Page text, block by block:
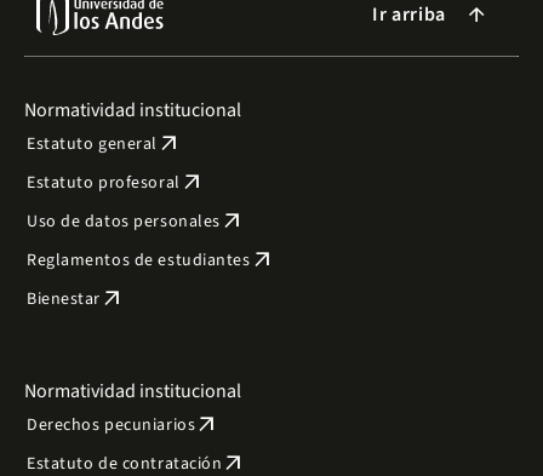
Ir arriba arrow_forward
Normatividad institucional
Estatuto general arrow_outward
Estatuto profesoral arrow_outward
Uso de datos personales arrow_outward
Reglamentos de estudiantes arrow_outward
Bienestar arrow_outward
Normatividad institucional
Derechos pecuniariosarrow_outward
Estatuto de contratación arrow_outward